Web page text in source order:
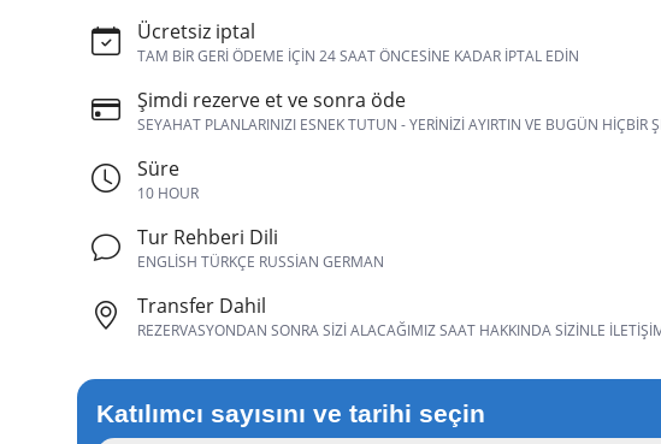
Ücretsiz iptal
TAM BIR GERI ÖDEME IÇIN 24 SAAT ÖNCESINE KADAR IPTAL EDIN
Şimdi rezerve et ve sonra öde
SEYAHAT PLANLARINIZI ESNEK TUTUN - YERINIZI AYIRTIN VE BUGÜN HIÇBIR
Süre
10 HOUR
Tur Rehberi Dili
ENGLISH TÜRKÇE RUSSIAN GERMAN
Transfer Dahil
REZERVASYONDAN SONRA SIZI ALACAĞIMIZ SAAT HAKKINDA SIZINLE
Katılımcı sayısını ve tarihi seçin